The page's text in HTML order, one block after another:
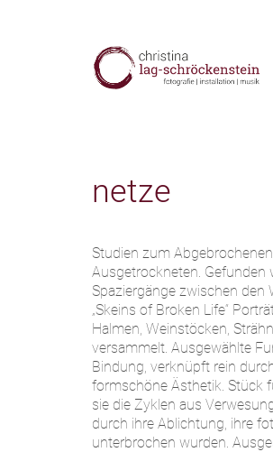
netze
Studien zum
Ausgetrockneten. Gefunden
Spaziergänge zwischen den
„Skeins of Broken Life“
Halmen, Weinstöcken,
versammelt. Ausgewählte
Bindung, verknüpft rein
formschöne Ästhetik. Stück
sie die Zyklen aus
durch ihre Ablichtung, ihre
unterbrochen wurden.